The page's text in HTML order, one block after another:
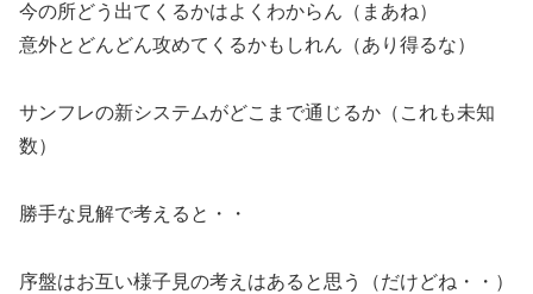
今の所どう出てくるかはよくわからん（まあね）
意外とどんどん攻めてくるかもしれん（あり得るな）
サンフレの新システムがどこまで通じるか（これも未知
数）
勝手な見解で考えると・・
序盤はお互い様子見の考えはあると思う（だけどね・・）